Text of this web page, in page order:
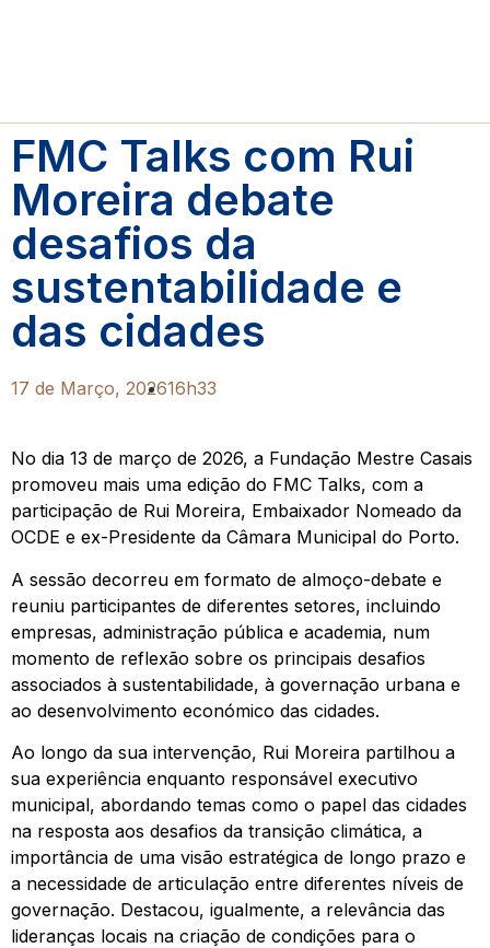
FMC Talks com Rui
Moreira debate
desafios da
sustentabilidade e
das cidades
17 de Março, 202616h33
No dia 13 de março de 2026, a Fundação Mestre Casais
promoveu mais uma edição do FMC Talks, com a
participação de Rui Moreira, Embaixador Nomeado da
OCDE e ex-Presidente da Câmara Municipal do Porto.
A sessão decorreu em formato de almoço-debate e
reuniu participantes de diferentes setores, incluindo
empresas, administração pública e academia, num
momento de reflexão sobre os principais desafios
associados à sustentabilidade, à governação urbana e
ao desenvolvimento económico das cidades.
Ao longo da sua intervenção, Rui Moreira partilhou a
sua experiência enquanto responsável executivo
municipal, abordando temas como o papel das cidades
na resposta aos desafios da transição climática, a
importância de uma visão estratégica de longo prazo e
a necessidade de articulação entre diferentes níveis de
governação. Destacou, igualmente, a relevância das
lideranças locais na criação de condições para o